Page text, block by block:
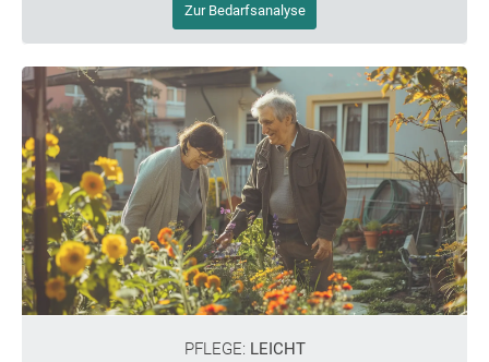
Zur Bedarfsanalyse
PFLEGE: LEICHT